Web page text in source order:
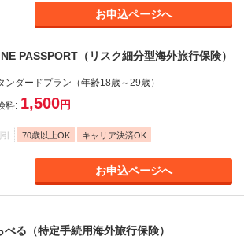
お申込ページへ
PASSPORT（リスク細分型海外旅行保険）
ンダードプラン（年齢18歳～29歳）
料: 1,500円
70歳以上OK キャリア決済OK
お申込ページへ
る（特定手続用海外旅行保険）